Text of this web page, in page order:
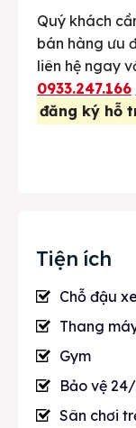
Quý khách
bán hàng ưu
liên hệ ngay
0933.247.166
đăng ký hỗ
Tiện ích
Chỗ đậu xe
Thang
Gym
Bảo vệ
Sân chơi